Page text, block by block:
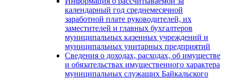
календарный год среднемесячной
заработной плате руководителей, их
заместителей и главных бухгалтеров
муниципальных казенных учреждений и
муниципальных унитарных предприятий
Сведения о доходах, расходах, об имуществе
и обязательствах имущественного характера
муниципальных служащих Байкальского